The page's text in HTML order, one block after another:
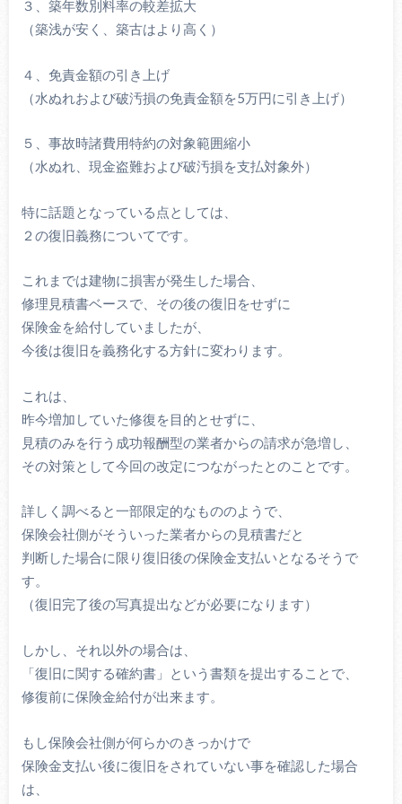
３、築年数別料率の較差拡大
（築浅が安く、築古はより高く）
４、免責金額の引き上げ
（水ぬれおよび破汚損の免責金額を5万円に引き上げ）
５、事故時諸費用特約の対象範囲縮小
（水ぬれ、現金盗難および破汚損を支払対象外）
特に話題となっている点としては、
２の復旧義務についてです。
これまでは建物に損害が発生した場合、
修理見積書ベースで、その後の復旧をせずに
保険金を給付していましたが、
今後は復旧を義務化する方針に変わります。
これは、
昨今増加していた修復を目的とせずに、
見積のみを行う成功報酬型の業者からの請求が急増し、
その対策として今回の改定につながったとのことです。
詳しく調べると一部限定的なもののようで、
保険会社側がそういった業者からの見積書だと
判断した場合に限り復旧後の保険金支払いとなるそうで
す。
（復旧完了後の写真提出などが必要になります）
しかし、それ以外の場合は、
「復旧に関する確約書」という書類を提出することで、
修復前に保険金給付が出来ます。
もし保険会社側が何らかのきっかけで
保険金支払い後に復旧をされていない事を確認した場合
は、